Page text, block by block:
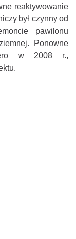
reaktywowanie
był czynny od
pawilonu
Ponowne
w 2008 r.,